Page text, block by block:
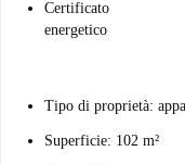
Certificato
energetico
Tipo di proprietà:
Superficie: 102 m²